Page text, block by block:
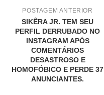
POSTAGEM ANTERIOR
SIKÊRA JR. TEM SEU
PERFIL DERRUBADO NO
INSTAGRAM APÓS
COMENTÁRIOS
DESASTROSO E
HOMOFÓBICO E PERDE 37
ANUNCIANTES.